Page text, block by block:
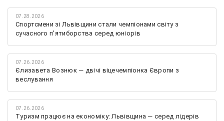
07.28.2026
Спортсмени зі Львівщини стали чемпіонами світу з
сучасного п'ятиборства серед юніорів
07.26.2026
Єлизавета Вознюк — двічі віцечемпіонка Європи з
веслування
07.26.2026
Туризм працює на економіку: Львівщина — серед лідерів